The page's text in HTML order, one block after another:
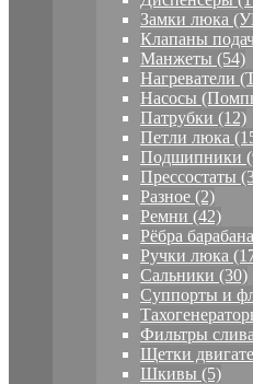
Замки люка
Клапаны
Манжеты (54)
Нагреватели
Насосы
Патрубки (12)
Петли люка
Подшипники
Прессостаты
Разное (2)
Ремни (42)
Рёбра
Ручки люка
Сальники (30)
Суппорты и
Фильтры
Щетки
Шкивы (5)